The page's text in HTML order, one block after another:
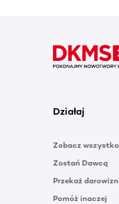
Działaj
Zobacz wszystko
Zostań Dawcą
Przekaż
Pomóż inaczej